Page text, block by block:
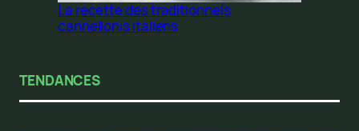
La recette des traditionnels
cannellonis italiens
TENDANCES